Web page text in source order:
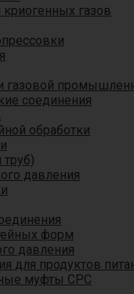
криогенных газов
газовой
соединения
обработки
давления
форм
давления
для продуктов
муфты CPC